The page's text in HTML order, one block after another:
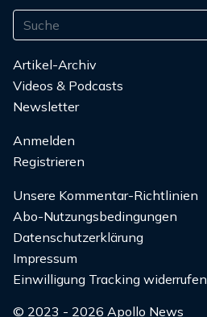
Artikel-Archiv
Videos & Podcasts
Newsletter
Anmelden
Registrieren
Unsere Kommentar-Richtlinien
Abo-Nutzungsbedingungen
Datenschutzerklärung
Impressum
Einwilligung Tracking widerrufen
© 2023 - 2026 Apollo News